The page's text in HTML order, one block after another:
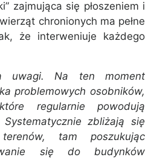
zajmująca się płoszeniem i
chronionych ma pełne
że interweniuje każdego
uwagi. Na ten moment
problemowych osobników,
regularnie powodują
zbliżają się
tam poszukując
się do budynków